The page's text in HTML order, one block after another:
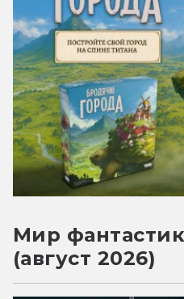
Мир
(август 2026)